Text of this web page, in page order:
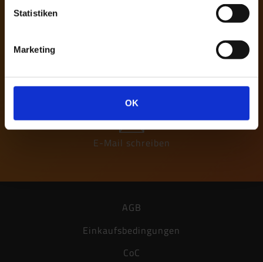
Statistiken
Marketing
OK
08554 / 309-0 08554 / 309-50
E-Mail schreiben
AGB
Einkaufsbedingungen
CoC